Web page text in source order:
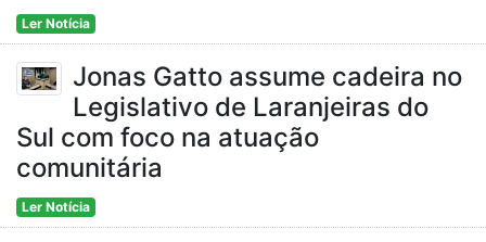
Ler Notícia
Jonas Gatto assume cadeira no
Legislativo de Laranjeiras do
Sul com foco na atuação
comunitária
Ler Notícia